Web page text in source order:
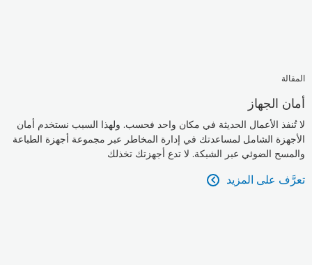
المقالة
أمان الجهاز
لا تُنفذ الأعمال الحديثة في مكان واحد فحسب. ولهذا السبب نستخدم أمان
الأجهزة الشامل لمساعدتك في إدارة المخاطر عبر مجموعة أجهزة الطباعة
والمسح الضوئي عبر الشبكة. لا تدع أجهزتك تخذلك
تعرَّف على المزيد 